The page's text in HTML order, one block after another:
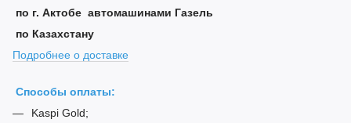
по г. Актобе автомашинами Газель
по Казахстану
Подробнее о доставке
Способы оплаты:
Kaspi Gold;